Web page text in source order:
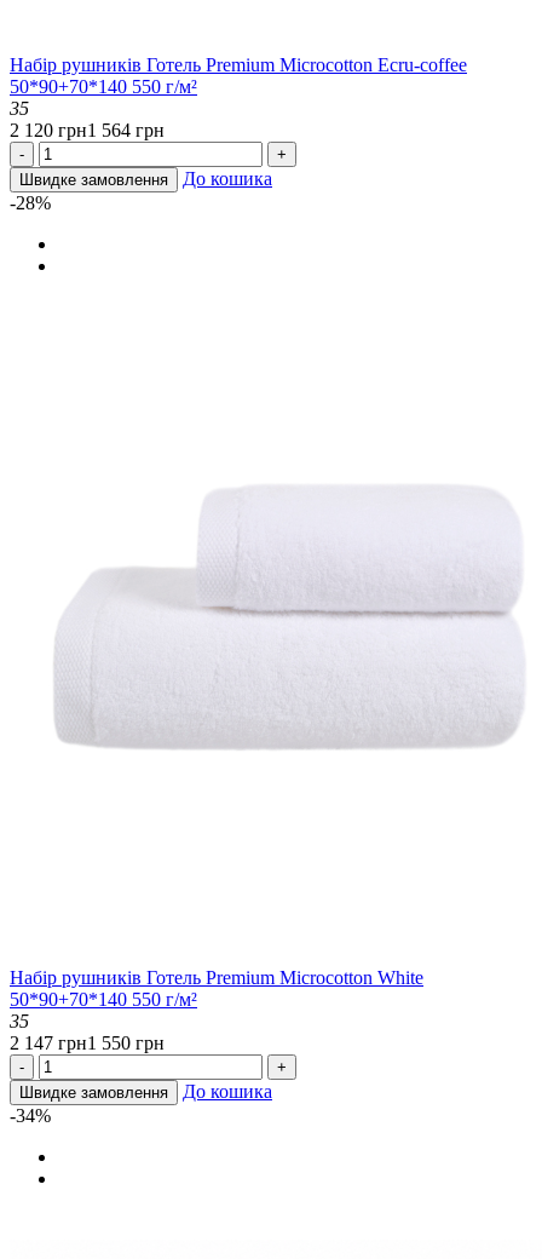
Набір рушників Готель Premium Microcotton Ecru-coffee
50*90+70*140 550 г/м²
35
2 120 грн1 564 грн
-
+
Швидке замовлення
До кошика
-28%
Набір рушників Готель Premium Microcotton White
50*90+70*140 550 г/м²
35
2 147 грн1 550 грн
-
+
Швидке замовлення
До кошика
-34%